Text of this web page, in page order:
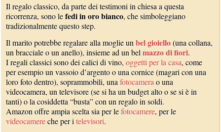
Il regalo classico, da parte dei testimoni in chiesa a questa
ricorrenza, sono lefedi in oro bianco, che simboleggiano
tradizionalmente questo step.
Il marito potrebbe regalare alla moglie unbel gioiello(una collana,
un bracciale o un anello), insieme ad un belmazzo di fiori.
I regali classici sono dei calici di vino,oggetti per la casa, come
per esempio un vassoio d’argento o una cornice (magari con una
loro foto dentro), soprammobili, unafotocamerao una
videocamera, un televisore (se si ha un budget alto o se si è in
tanti) o la cosiddetta “busta” con un regalo in soldi.
Amazon offre ampia scelta sia per lefotocamere, per le
videocamereche per itelevisori.